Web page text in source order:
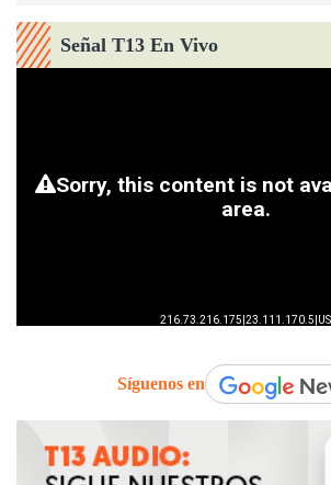
Señal T13 En Vivo
Síguenos en